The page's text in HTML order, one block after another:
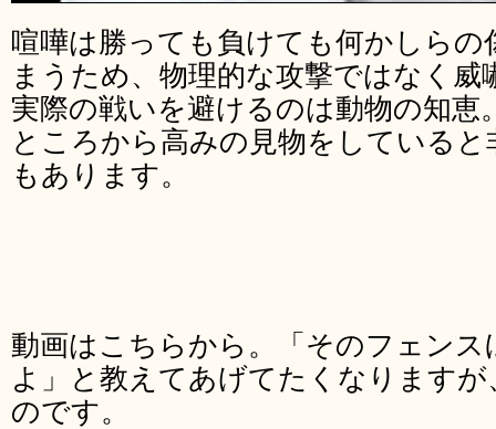
喧嘩は勝っても負けても何かしら
まうため、物理的な攻撃ではなく
実際の戦いを避けるのは動物の知恵
ところから高みの見物をしている
もあります。
動画はこちらから。「そのフェン
よ」と教えてあげてたくなります
のです。